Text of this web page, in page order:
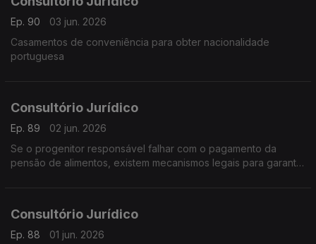
Ep. 90
03 jun. 2026
Casamentos de conveniência para obter nacionalidade
portuguesa
Consultório Jurídico
Ep. 89
02 jun. 2026
Se o progenitor responsável falhar com o pagamento da
pensão de alimentos, existem mecanismos legais para garantir
Consultório Jurídico
Ep. 88
01 jun. 2026